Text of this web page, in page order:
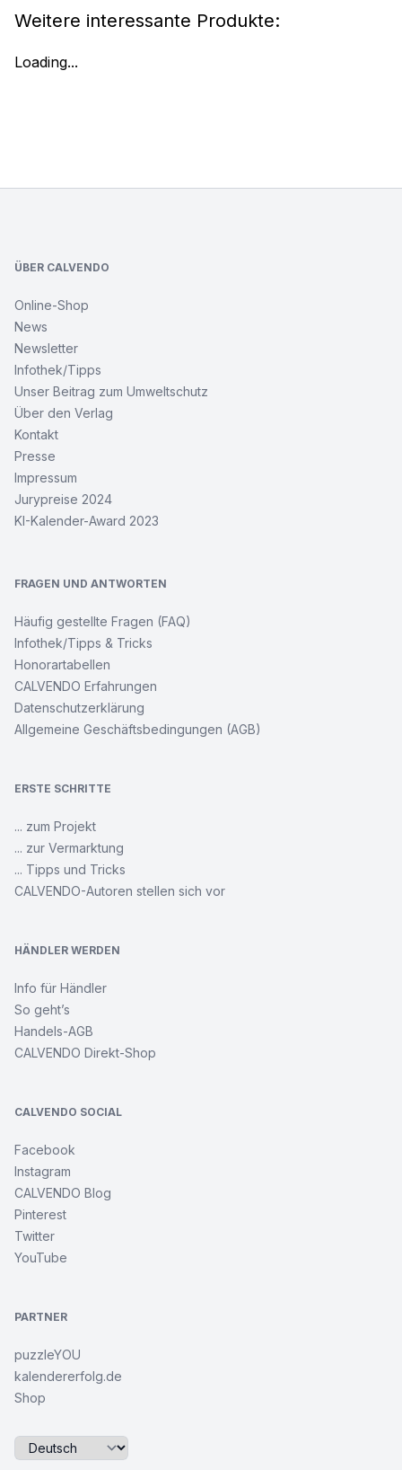
Weitere interessante Produkte:
Loading...
ÜBER CALVENDO
Online-Shop
News
Newsletter
Infothek/Tipps
Unser Beitrag zum Umweltschutz
Über den Verlag
Kontakt
Presse
Impressum
Jurypreise 2024
KI-Kalender-Award 2023
FRAGEN UND ANTWORTEN
Häufig gestellte Fragen (FAQ)
Infothek/Tipps & Tricks
Honorartabellen
CALVENDO Erfahrungen
Datenschutzerklärung
Allgemeine Geschäftsbedingungen (AGB)
ERSTE SCHRITTE
... zum Projekt
... zur Vermarktung
... Tipps und Tricks
CALVENDO-Autoren stellen sich vor
HÄNDLER WERDEN
Info für Händler
So geht’s
Handels-AGB
CALVENDO Direkt-Shop
CALVENDO SOCIAL
Facebook
Instagram
CALVENDO Blog
Pinterest
Twitter
YouTube
PARTNER
puzzleYOU
kalendererfolg.de
Shop